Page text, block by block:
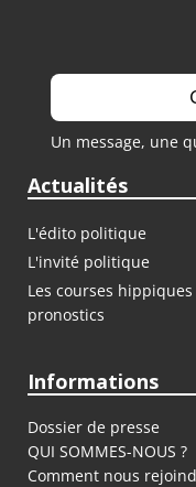
Un message, une
Actualités
L'édito politique
L'invité politique
Les courses
pronostics
Informations
Dossier de presse
QUI SOMMES-NOUS ?
Comment nous